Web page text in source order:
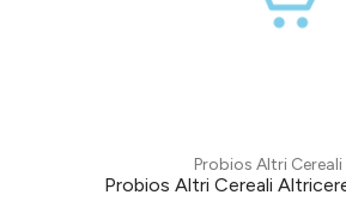
Probios Altri Cereali
Probios Altri Cereali